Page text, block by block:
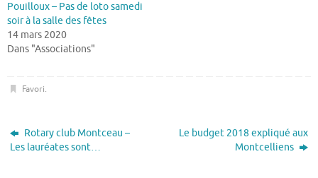
Pouilloux – Pas de loto samedi
soir à la salle des fêtes
14 mars 2020
Dans "Associations"
Favori.
Rotary club Montceau –
Les lauréates sont…
Le budget 2018 expliqué aux
Montcelliens